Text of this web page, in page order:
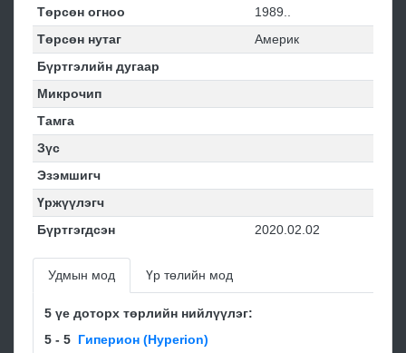
Төрсөн огноо
1989..
Төрсөн нутаг
Америк
Бүртгэлийн дугаар
Микрочип
Тамга
Зүс
Эзэмшигч
Үржүүлэгч
Бүртгэгдсэн
2020.02.02
Удмын мод Үр төлийн мод
5 үе доторх төрлийн нийлүүлэг:
5 - 5 Гиперион (Hyperion)